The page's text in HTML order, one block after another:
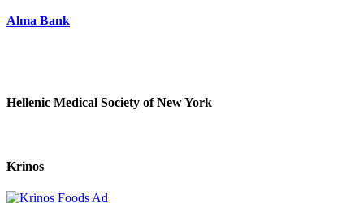
Alma Bank
Hellenic Medical Society of New York
Krinos